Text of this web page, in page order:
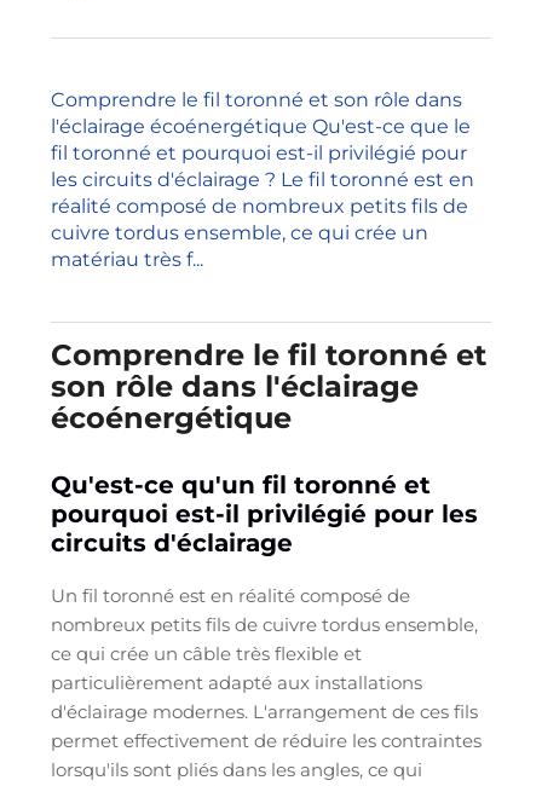
Comprendre le fil toronné et son rôle dans
l'éclairage écoénergétique Qu'est-ce que le
fil toronné et pourquoi est-il privilégié pour
les circuits d'éclairage ? Le fil toronné est en
réalité composé de nombreux petits fils de
cuivre tordus ensemble, ce qui crée un
matériau très f...
Comprendre le fil toronné et
son rôle dans l'éclairage
écoénergétique
Qu'est-ce qu'un fil toronné et
pourquoi est-il privilégié pour les
circuits d'éclairage
Un fil toronné est en réalité composé de
nombreux petits fils de cuivre tordus ensemble,
ce qui crée un câble très flexible et
particulièrement adapté aux installations
d'éclairage modernes. L'arrangement de ces fils
permet effectivement de réduire les contraintes
lorsqu'ils sont pliés dans les angles, ce qui